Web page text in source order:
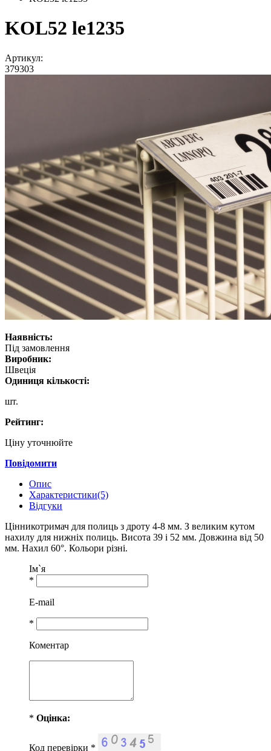
KOL52 le1235
Артикул:
379303
Наявність:
Під замовлення
Виробник:
Швеція
Одиниця кількості:
шт.
Рейтинг:
Ціну уточнюйте
Повідомити
Опис
Характеристики(5)
Відгуки
Цінникотримач для полиць з дроту 4-8 мм. З великим кутом
нахилу для нижніх полиць. Висота 39 і 52 мм. Довжина від 50
мм. Нахил 60°. Кольори різні.
Ім`я
*
E-mail
*
Коментар
* Оцiнка:
Код перевірки *